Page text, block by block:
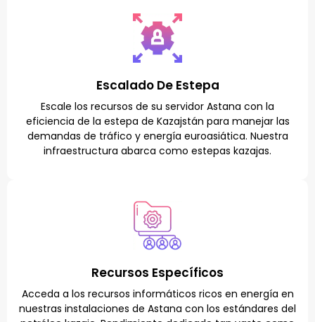
Escalado De Estepa
Escale los recursos de su servidor Astana con la
eficiencia de la estepa de Kazajstán para manejar las
demandas de tráfico y energía euroasiática. Nuestra
infraestructura abarca como estepas kazajas.
Recursos Específicos
Acceda a los recursos informáticos ricos en energía en
nuestras instalaciones de Astana con los estándares del